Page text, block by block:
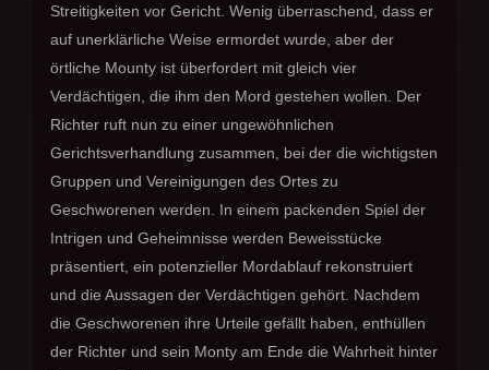
Streitigkeiten vor Gericht. Wenig überraschend, dass er
auf unerklärliche Weise ermordet wurde, aber der
örtliche Mounty ist überfordert mit gleich vier
Verdächtigen, die ihm den Mord gestehen wollen. Der
Richter ruft nun zu einer ungewöhnlichen
Gerichtsverhandlung zusammen, bei der die wichtigsten
Gruppen und Vereinigungen des Ortes zu
Geschworenen werden. In einem packenden Spiel der
Intrigen und Geheimnisse werden Beweisstücke
präsentiert, ein potenzieller Mordablauf rekonstruiert
und die Aussagen der Verdächtigen gehört. Nachdem
die Geschworenen ihre Urteile gefällt haben, enthüllen
der Richter und sein Monty am Ende die Wahrheit hinter